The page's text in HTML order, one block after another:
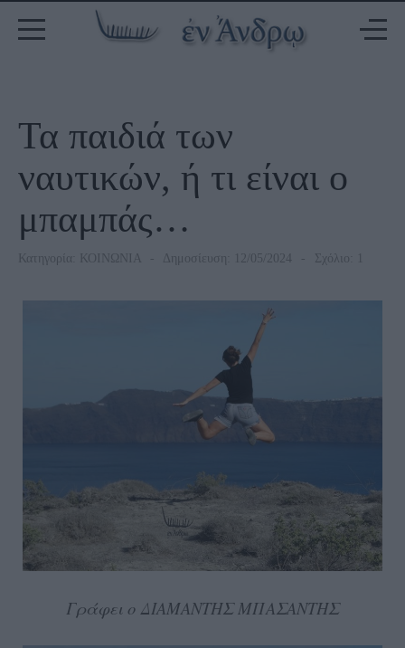
Τα παιδιά των
ναυτικών, ή τι είναι ο
μπαμπάς…
Κατηγορία: ΚΟΙΝΩΝΙΑ Δημοσίευση: 12/05/2024 Σχόλιο: 1
Γράφει ο ΔΙΑΜΑΝΤΗΣ ΜΠΑΣΑΝΤΗΣ